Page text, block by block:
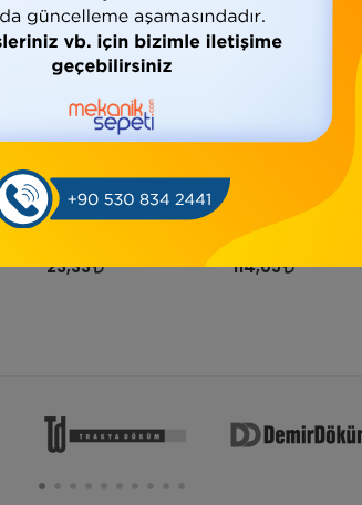
*Siyah Kuyruklu
23,33
*SİYAH DOĞALGAZ
TEST DİRSEĞİ
114,05